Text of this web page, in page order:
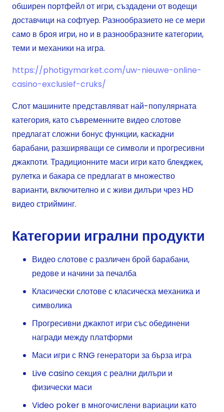
обширен портфейл от игри, създадени от водещи
доставчици на софтуер. Разнообразието не се мери
само в броя игри, но и в разнообразните категории,
теми и механики на игра.
https://photigymarket.com/uw-nieuwe-online-
casino-exclusief-cruks/
Слот машините представляват най-популярната
категория, като съвременните видео слотове
предлагат сложни бонус функции, каскадни
барабани, разширяващи се символи и прогресивни
джакпоти. Традиционните маси игри като блекджек,
рулетка и бакара се предлагат в множество
варианти, включително и с живи дилъри чрез HD
видео стрийминг.
Категории игрални продукти
Видео слотове с различен брой барабани,
редове и начини за печалба
Класически слотове с класическа механика и
символика
Прогресивни джакпот игри със обединени
награди между платформи
Маси игри с RNG генератори за бърза игра
Live casino секция с реални дилъри и
физически маси
Video poker в многочислени вариации като